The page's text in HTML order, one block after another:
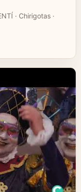
· Chirigotas ·